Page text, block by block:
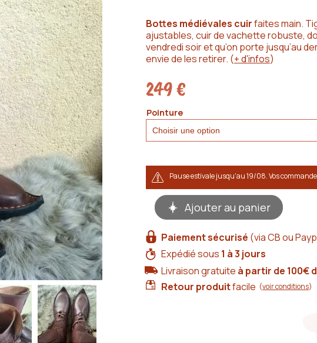
basé sur
notations
client
Bottes médiévales cuirfaites main.
ajustables, cuir de vachette robuste,
vendredi soir et qu’on porte jusqu’au
envie de les retirer. (+ d'infos)
249€
Pointure
Pause estivale jusqu'au 19/08. Vos
quantité
de
Bottes
médiévales
cuir
-
Perceval
Ajouter au panier
Paiement sécurisé (via CB ou
Expédié sous 1 à 3 jours
Livraison gratuite à partir de 100€
Retour produitfacile (voir conditions)